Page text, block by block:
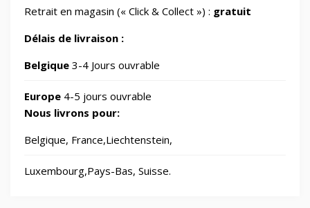
IT Accessories/Monitor stands
📂 Jardin
🧸 Jouets
📂 Laser graveurs et découpeuses
Retrait en magasin (« Click & Collect ») : gratuit
Délais de livraison :
Belgique 3-4 Jours ouvrable
Europe 4-5 jours ouvrable
Nous livrons pour:
Belgique, France,Liechtenstein,
Luxembourg,Pays-Bas, Suisse.